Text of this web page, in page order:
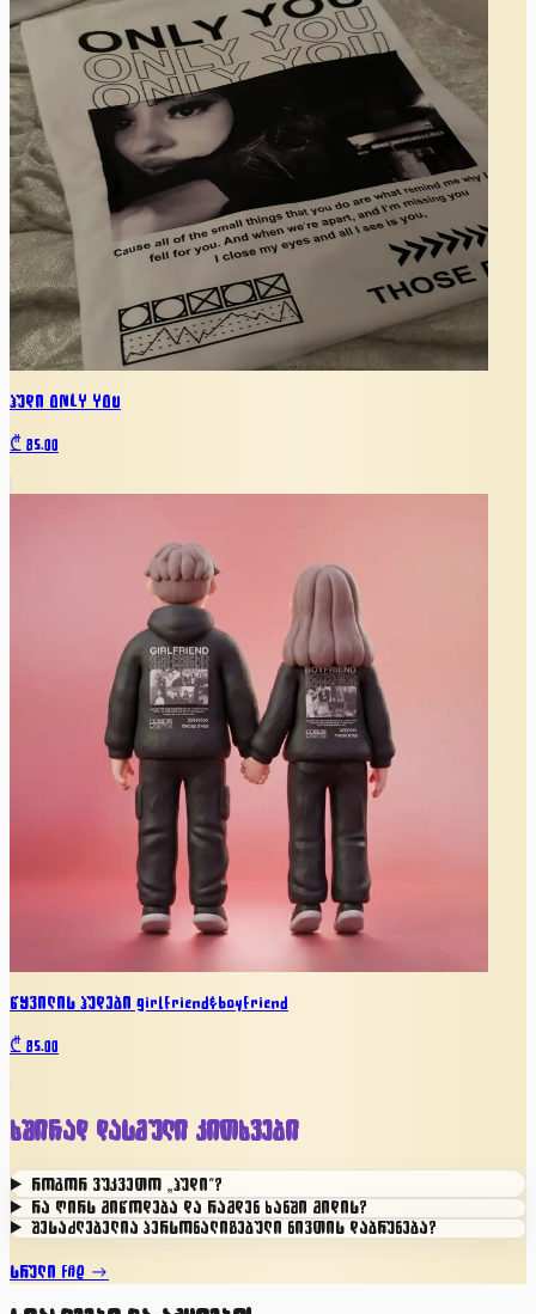
ჰუდი ONLY YOU
₾ 85.00
წყვილის ჰუდები girlfriend&boyfriend
₾ 85.00
ხშირად დასმული კითხვები
როგორ ვუკვეთო „ჰუდი"?
რა ღირს მიწოდება და რამდენ ხანში მიდის?
შესაძლებელია პერსონალიზებული ნივთის დაბრუნება?
სრული FAQ →